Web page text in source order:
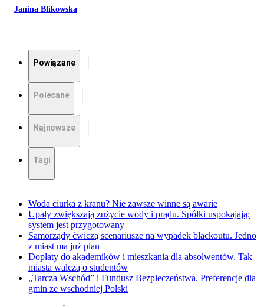
Janina Blikowska
Powiązane
Polecane
Najnowsze
Tagi
Woda ciurka z kranu? Nie zawsze winne są awarie
Upały zwiększają zużycie wody i prądu. Spółki uspokajają:
system jest przygotowany
Samorządy ćwiczą scenariusze na wypadek blackoutu. Jedno
z miast ma już plan
Dopłaty do akademików i mieszkania dla absolwentów. Tak
miasta walczą o studentów
„Tarcza Wschód” i Fundusz Bezpieczeństwa. Preferencje dla
gmin ze wschodniej Polski